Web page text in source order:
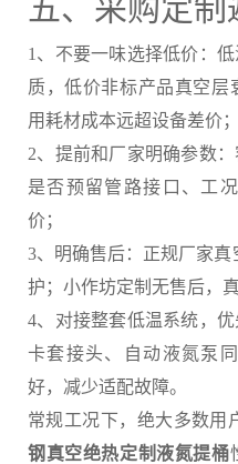
五、采购定制
1、不要一味选择低价：
质，低价非标产品真空层
用耗材成本远超设备差价；
2、提前和厂家明确参数
是否预留管路接口、工
价；
3、明确售后：正规厂家
护；小作坊定制无售后，
4、对接整套低温系统，
卡套接头、自动液氮泵
好，减少适配故障。
常规工况下，绝大多数用
钢真空绝热定制液氮提桶